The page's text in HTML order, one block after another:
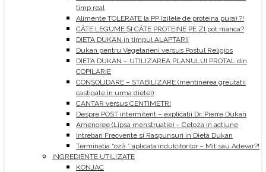
timp real
Alimente TOLERATE la PP (zilele de proteina pura) ?!
CÂTE LEGUME ȘI CÂTE PROTEINE PE ZI pot manca?
DIETA DUKAN in timpul ALAPTARII
Dukan pentru Vegetarieni versus Postul Religios
DIETA DUKAN – UTILIZAREA PLANULUI PROTAL din
COPILARIE
CONSOLIDARE – STABILIZARE (mentinerea greutatii
castigate in urma dietei)
CANTAR versus CENTIMETRI
Despre POST intermitent – explicatii Dr. Pierre Dukan
Amenoree (Lipsa menstruatie) – Cetoza in actiune
Intrebari Frecvente si Raspunsuri in Dieta Dukan
Terminatia “oză ” aplicata indulcitorilor – Mit sau Adevar?!
INGREDIENTE UTILIZATE
KONJAC